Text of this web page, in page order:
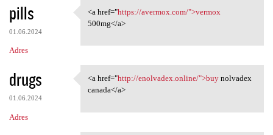
pills
01.06.2024
Adres
<a href="https://avermox.com/
<a href="https://avermox.com/">vermox
500mg</a>
drugs
01.06.2024
Adres
<a href="http://enolvadex
<a href="http://enolvadex.online/">buynolvadex
canada</a>